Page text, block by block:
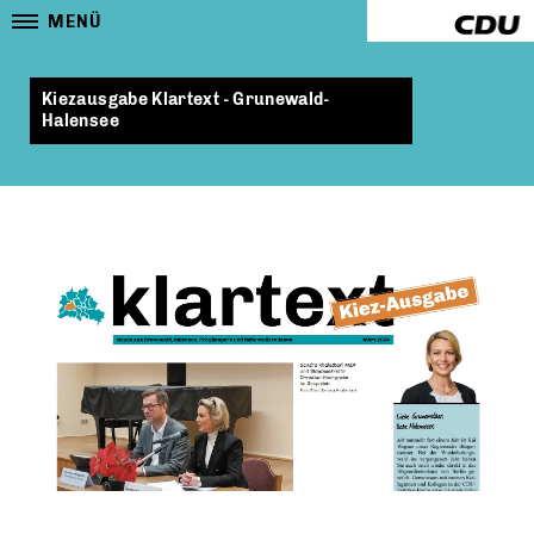
MENÜ
Kiezausgabe Klartext - Grunewald-
Halensee